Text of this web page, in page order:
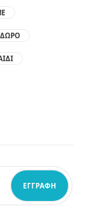
ΔΏΡΟ